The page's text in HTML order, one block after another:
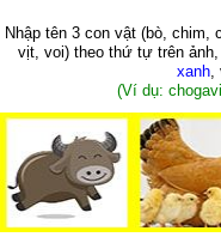
Nhập tên 3 con vật (bò, chim,
vịt, voi)theo thứ tự trên ảnh,
xanh,
(Ví dụ: